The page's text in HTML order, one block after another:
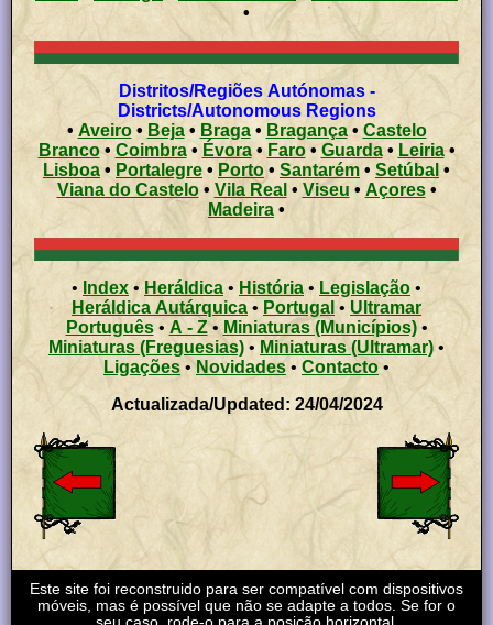
•
Distritos/Regiões Autónomas -
Districts/Autonomous Regions
•Aveiro• Beja• Braga• Bragança• Castelo
Branco•Coimbra• Évora• Faro•Guarda• Leiria•
Lisboa •Portalegre • Porto • Santarém • Setúbal •
Viana do Castelo• Vila Real • Viseu • Açores •
Madeira •
• Index • Heráldica • História • Legislação •
Heráldica Autárquica • Portugal • Ultramar
Português• A - Z• Miniaturas (Municípios)•
Miniaturas (Freguesias) • Miniaturas (Ultramar) •
Ligações •Novidades •Contacto •
Actualizada/Updated: 24/04/2024
Este site foi reconstruido para ser compatível com dispositivos
móveis, mas é possível que não se adapte a todos. Se for o